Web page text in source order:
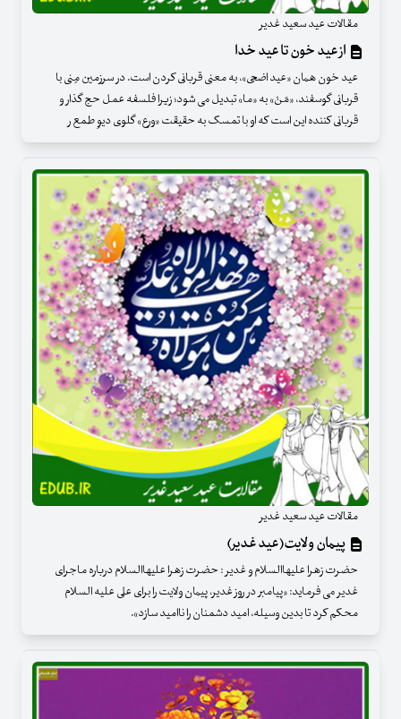
مقالات عید سعید غدیر
از عید خون تا عید خدا
عید خون همان «عید اضحی»، به معنی قربانی کردن است. در سرزمین مِنی با
قربانی گوسفند، «مَنْ» به «ما» تبدیل می شود؛ زیرا فلسفه عمل حج گذار و
قربانی کننده این است که او با تمسک به حقیقت «ورع» گلوی دیوِ طمع ر
مقالات عید سعید غدیر
پیمان ولایت(عید غدیر)
حضرت زهرا علیهاالسلام و غدیر : حضرت زهرا علیهاالسلام درباره ماجرای
غدیر می فرماید: «پیامبر در روز غدیر، پیمان ولایت را برای علی علیه السلام
محکم کرد تا بدین وسیله، امید دشمنان را ناامید سازد».